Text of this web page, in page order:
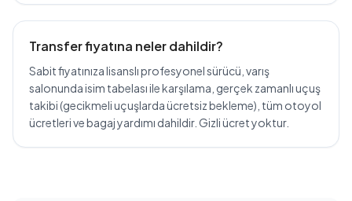
Transfer fiyatına neler dahildir?
Sabit fiyatınıza lisanslı profesyonel sürücü, varış
salonunda isim tabelası ile karşılama, gerçek zamanlı uçuş
takibi (gecikmeli uçuşlarda ücretsiz bekleme), tüm otoyol
ücretleri ve bagaj yardımı dahildir. Gizli ücret yoktur.